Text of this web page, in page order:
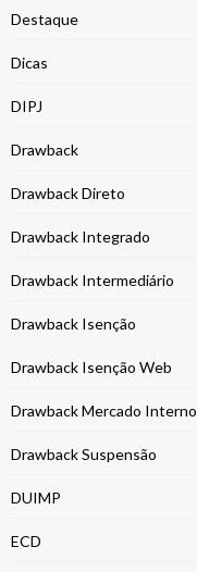
Destaque
Dicas
DIPJ
Drawback
Drawback Direto
Drawback Integrado
Drawback Intermediário
Drawback Isenção
Drawback Isenção Web
Drawback Mercado Interno
Drawback Suspensão
DUIMP
ECD